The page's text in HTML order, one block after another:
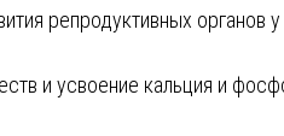
репродуктивных органов
и усвоение кальция и